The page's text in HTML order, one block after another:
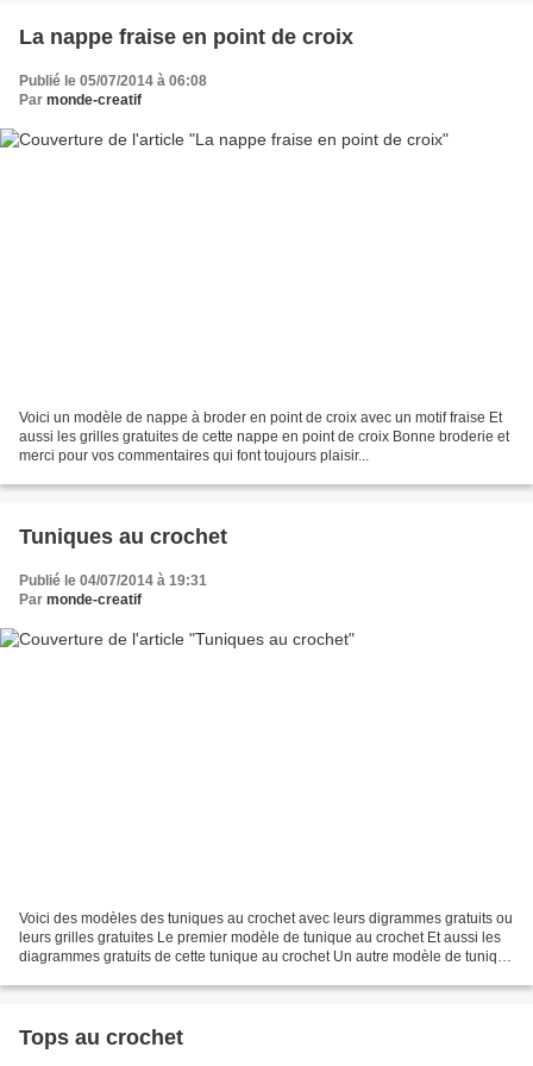
La nappe fraise en point de croix
Publié le 05/07/2014 à 06:08
Par monde-creatif
Voici un modèle de nappe à broder en point de croix avec un motif fraise Et
aussi les grilles gratuites de cette nappe en point de croix Bonne broderie et
merci pour vos commentaires qui font toujours plaisir...
Tuniques au crochet
Publié le 04/07/2014 à 19:31
Par monde-creatif
Voici des modèles des tuniques au crochet avec leurs digrammes gratuits ou
leurs grilles gratuites Le premier modèle de tunique au crochet Et aussi les
diagrammes gratuits de cette tunique au crochet Un autre modèle de tunique
Tops au crochet